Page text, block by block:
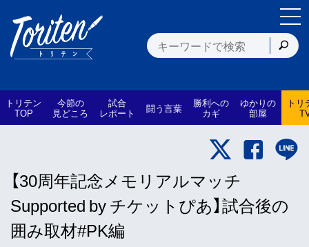
トリテン
TOP
今節の
見どころ
試合
レポート 闘う言葉 勝利への
カギ
ゆかりの
部屋
トリ
【30周年記念メモリアルマッチ
Supported by チケットぴあ】試合後の
囲み取材#PK編